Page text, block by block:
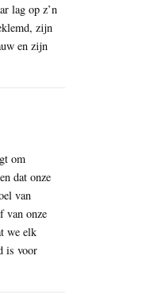
lag op z’n
zijn
en zijn
om
dat onze
van
van onze
we elk
is voor